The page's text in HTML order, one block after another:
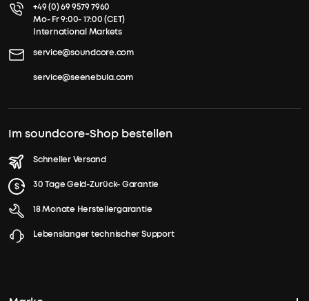
+49 (0) 69 9579 7960
Mo- Fr 9:00- 17:00 (CET)
International Markets
service@soundcore.com
service@seenebula.com
Im soundcore-Shop bestellen
Schneller Versand
30 Tage Geld-Zurück- Garantie
18 Monate Herstellergarantie
Lebenslanger technischer Support